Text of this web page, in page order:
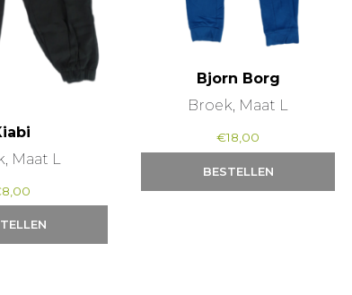
Maat L
8,00
Bjorn Borg
Broek, Maat L
€18,00
BESTELLEN